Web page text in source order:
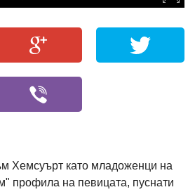
Хемсуърт като младоженци на
профила на певицата, пуснати